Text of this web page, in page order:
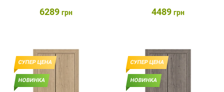
6289 грн 4489 грн
СУПЕР ЦЕНА
НОВИНКА
СУПЕР ЦЕНА
НОВИНКА